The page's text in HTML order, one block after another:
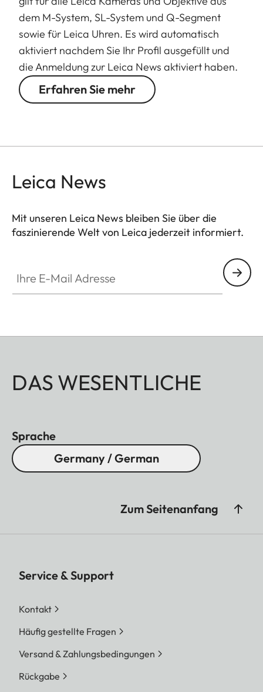
dem M-System, SL-System und Q-Segment
sowie für Leica Uhren. Es wird automatisch
aktiviert nachdem Sie Ihr Profil ausgefüllt und
die Anmeldung zur Leica News aktiviert haben.
Erfahren Sie mehr
Leica News
Mit unseren Leica News bleiben Sie über die
faszinierende Welt von Leica jederzeit informiert.
DAS WESENTLICHE
Sprache
Germany / German
Zum Seitenanfang
Service & Support
Kontakt
Häufig gestellte Fragen
Versand & Zahlungsbedingungen
Rückgabe